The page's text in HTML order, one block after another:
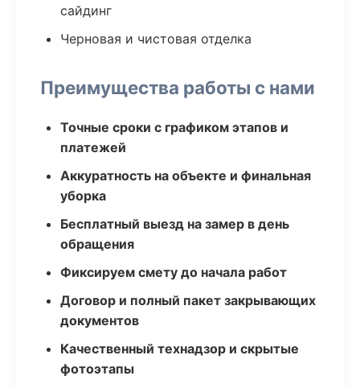
сайдинг
Черновая и чистовая отделка
Преимущества работы с нами
Точные сроки с графиком этапов и
платежей
Аккуратность на объекте и финальная
уборка
Бесплатный выезд на замер в день
обращения
Фиксируем смету до начала работ
Договор и полный пакет закрывающих
документов
Качественный технадзор и скрытые
фотоэтапы